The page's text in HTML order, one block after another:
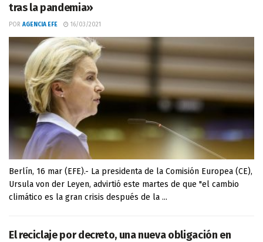
tras la pandemia»
POR AGENCIA EFE 16/03/2021
Berlín, 16 mar (EFE).- La presidenta de la Comisión Europea (CE),
Ursula von der Leyen, advirtió este martes de que "el cambio
climático es la gran crisis después de la ...
El reciclaje por decreto, una nueva obligación en